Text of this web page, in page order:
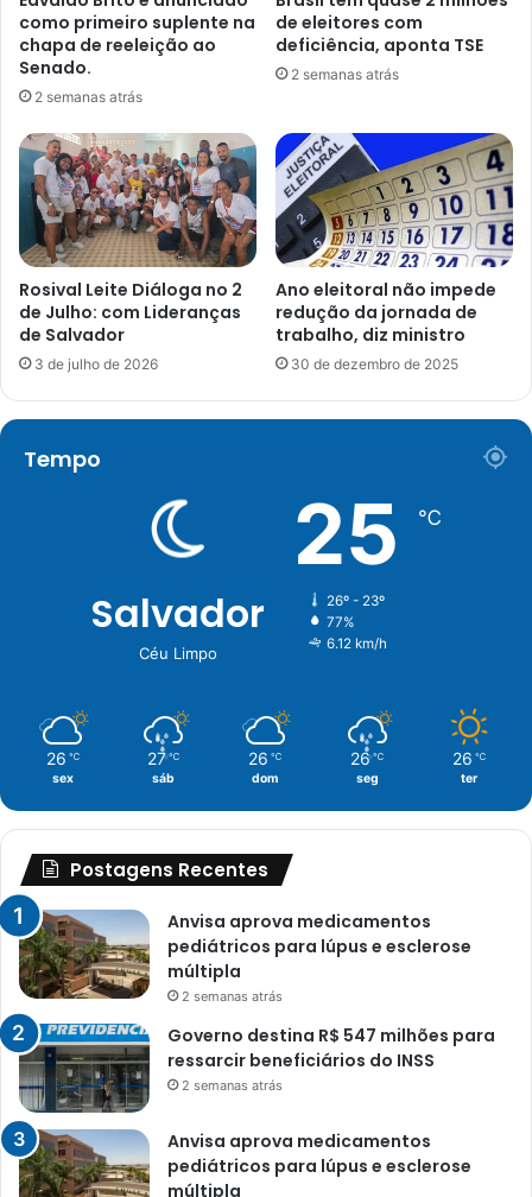
como primeiro suplente na
chapa de reeleição ao
Senado.
2 semanas atrás
de eleitores com
deficiência, aponta TSE
2 semanas atrás
Rosival Leite Diáloga no 2
de Julho: com Lideranças
de Salvador
3 de julho de 2026
Ano eleitoral não impede
redução da jornada de
trabalho, diz ministro
30 de dezembro de 2025
Tempo
Salvador
Céu Limpo
25 ℃
26º - 23º
77%
6.12 km/h
26 ℃
sex
27 ℃
sáb
26 ℃
dom
26 ℃
seg
26 ℃
ter
Postagens Recentes
Anvisa aprova medicamentos
pediátricos para lúpus e esclerose
múltipla
2 semanas atrás
Governo destina R$ 547 milhões para
ressarcir beneficiários do INSS
2 semanas atrás
Anvisa aprova medicamentos
pediátricos para lúpus e esclerose
múltipla